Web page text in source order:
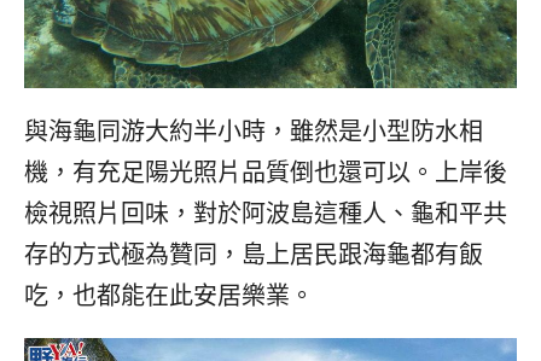
與海龜同游大約半小時，雖然是小型防水相
機，有充足陽光照片品質倒也還可以。上岸後
檢視照片回味，對於阿波島這種人、龜和平共
存的方式極為贊同，島上居民跟海龜都有飯
吃，也都能在此安居樂業。